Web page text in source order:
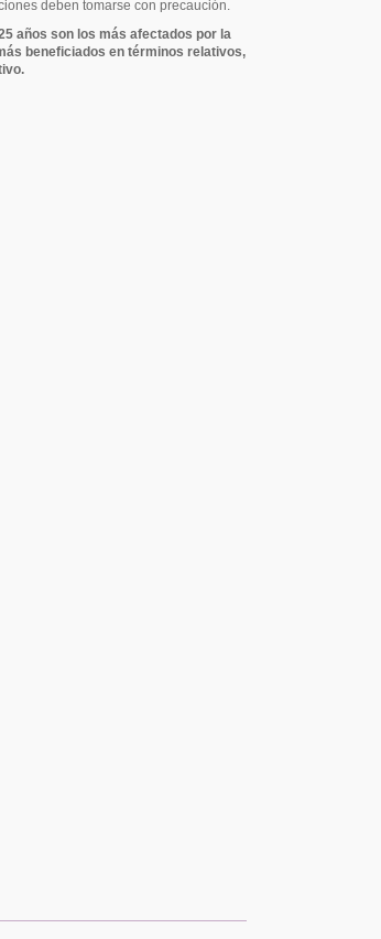
deben tomarse con precaución.
años son los más afectados por la
beneficiados en términos relativos,